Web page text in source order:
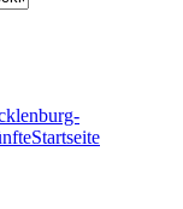
Startseite